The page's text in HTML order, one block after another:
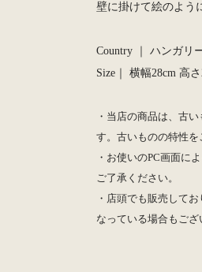
壁に掛けて絵のよう
Country ｜ ハンガリ
Size｜ 横幅28cm 高
・当店の商品は、古
す。古いものの特性を
・お使いのPC画面に
ご了承ください。
・店頭でも販売して
なっている場合もござ